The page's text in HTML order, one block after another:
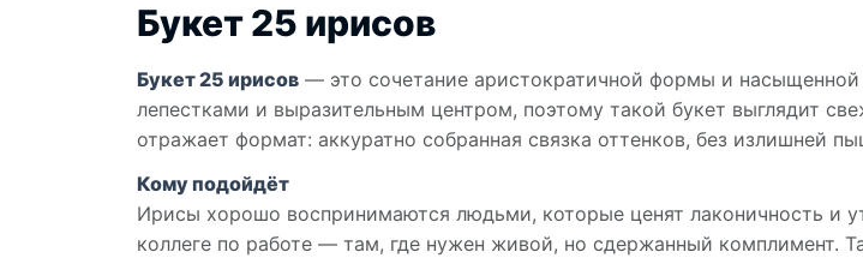
Букет 25 ирисов
Букет 25 ирисов — это сочетание аристократичной формы и
лепестками и выразительным центром, поэтому такой букет выглядит
отражает формат: аккуратно собранная связка оттенков, без излишней
Кому подойдёт
Ирисы хорошо воспринимаются людьми, которые ценят лаконичность и
коллеге по работе — там, где нужен живой, но сдержанный комплимент.